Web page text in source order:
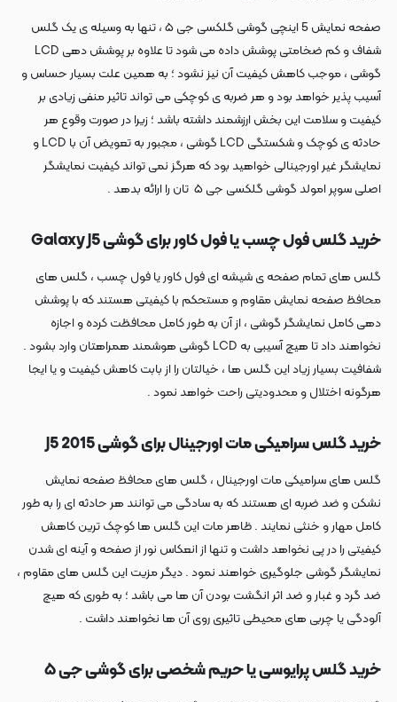
صفحه نمایش 5 اینچی گوشی گلکسی جی ۵ ، تنها به وسیله ی یک گلس
شفاف و کم ضخامتی پوشش داده می شود تا علاوه بر پوشش دهی LCD
گوشی ، موجب کاهش کیفیت آن نیز نشود ؛ به همین علت بسیار حساس و
آسیب پذیر خواهد بود و هر ضربه ی کوچکی می تواند تاثیر منفی زیادی بر
کیفیت و سلامت این بخش ارزشمند داشته باشد ؛ زیرا در صورت وقوع هر
حادثه ی کوچک و شکستگی LCD گوشی ، مجبور به تعویض آن با LCD و
نمایشگر غیر اورجینالی خواهید بود که هرگز نمی تواند کیفیت نمایشگر
اصلی سوپر امولد گوشی گلکسی جی ۵ تان را ارائه بدهد .
خرید گلس فول چسب یا فول کاور برای گوشی Galaxy J5
گلس های تمام صفحه ی شیشه ای فول کاور یا فول چسب ، گلس های
محافظ صفحه نمایش مقاوم و مستحکم با کیفیتی هستند که با پوشش
دهی کامل نمایشگر گوشی ، از آن به طور کامل محافظت کرده و اجازه
نخواهند داد تا هیچ آسیبی به LCD گوشی هوشمند همراهتان وارد بشود .
شفافیت بسیار زیاد این گلس ها ، خیالتان را از بابت کاهش کیفیت و یا ایجا
هرگونه اختلال و محدودیتی راحت خواهد نمود .
خرید گلس سرامیکی مات اورجینال برای گوشی J5 2015
گلس های سرامیکی مات اورجینال ، گلس های محافظ صفحه نمایش
نشکن و ضد ضربه ای هستند که به سادگی می توانند هر حادثه ای را به طور
کامل مهار و خنثی نمایند . ظاهر مات این گلس ها کوچک ترین کاهش
کیفیتی را در پی نخواهد داشت و تنها از انعکاس نور از صفحه و آینه ای شدن
نمایشگر گوشی جلوگیری خواهند نمود . دیگر مزیت این گلس های مقاوم ،
ضد گرد و غبار و ضد اثر انگشت بودن آن ها می باشد ؛ به طوری که هیچ
آلودگی یا چربی های محیطی تاثیری روی آن ها نخواهند داشت .
خرید گلس پرایوسی یا حریم شخصی برای گوشی جی ۵